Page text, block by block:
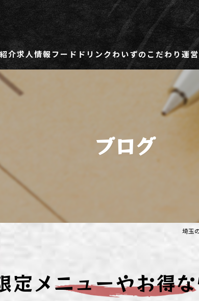
介
いず所沢店
ずふじみ野店
ず春日部店
いず三芳店
ず桶川店
求人情報フード ドリンクわいずのこだわり運
ブログ
埼玉
定メニューやお得